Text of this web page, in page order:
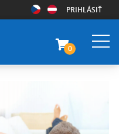
PRIHLÁSIŤ
0